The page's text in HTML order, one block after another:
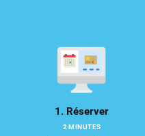
1. Réserver
2 MINUTES